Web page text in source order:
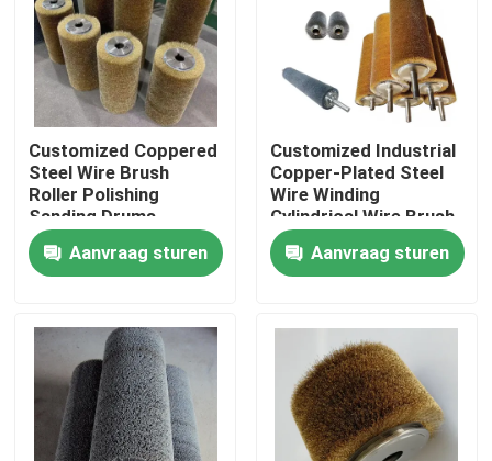
Fabrieksreis
Kwaliteitscontrole
Contacteer ons
Vraag een offerte aan
industriële cilindrische borstel
industriële rolborstel
Customized Coppered
Steel Wire Brush
Roller Polishing
Sanding Drums
Aanvraag sturen
Customized Industrial
Copper-Plated Steel
Wire Winding
Cylindrical Wire Brush
For Wood Texture
Processing
Aanvraag sturen